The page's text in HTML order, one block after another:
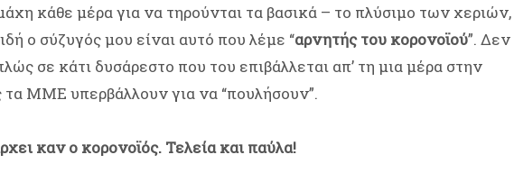
κάθε μέρα για να τηρούνται τα βασικά – το πλύσιμο των χεριών,
ο σύζυγός μου είναι αυτό που λέμε “αρνητής του κορονοϊού”. Δεν
σε κάτι δυσάρεστο που του επιβάλλεται απ’ τη μια μέρα στην
τα ΜΜΕ υπερβάλλουν για να “πουλήσουν”.
καν ο κορονοϊός. Τελεία και παύλα!